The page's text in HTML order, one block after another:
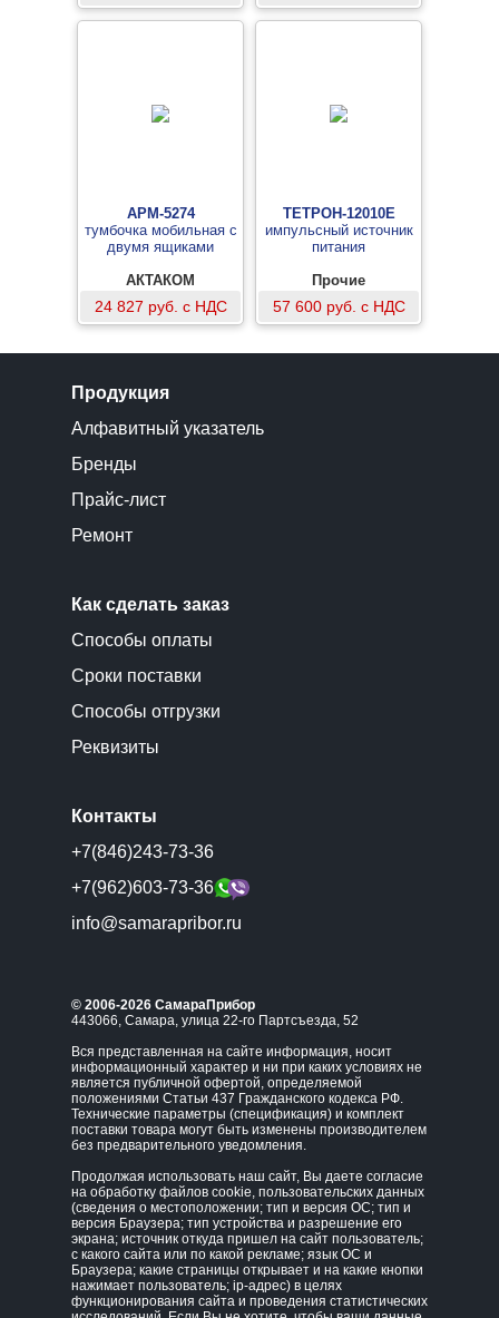
АРМ-5274
тумбочка мобильная с
двумя ящиками
АКТАКОМ
24 827 руб. с НДС
ТЕТРОН-12010Е
импульсный источник
питания
Прочие
57 600 руб. с НДС
Продукция
Алфавитный указатель
Бренды
Прайс-лист
Ремонт
Как сделать заказ
Способы оплаты
Сроки поставки
Способы отгрузки
Реквизиты
Контакты
+7(846)243-73-36
+7(962)603-73-36
info@samarapribor.ru
© 2006-2026 СамараПрибор
443066, Самара, улица 22-го Партсъезда, 52
Вся представленная на сайте информация, носит
информационный характер и ни при каких условиях не
является публичной офертой, определяемой
положениями Статьи 437 Гражданского кодекса РФ.
Технические параметры (спецификация) и комплект
поставки товара могут быть изменены производителем
без предварительного уведомления.
Продолжая использовать наш сайт, Вы даете согласие
на обработку файлов cookie, пользовательских данных
(сведения о местоположении; тип и версия ОС; тип и
версия Браузера; тип устройства и разрешение его
экрана; источник откуда пришел на сайт пользователь;
с какого сайта или по какой рекламе; язык ОС и
Браузера; какие страницы открывает и на какие кнопки
нажимает пользователь; ip-адрес) в целях
функционирования сайта и проведения статистических